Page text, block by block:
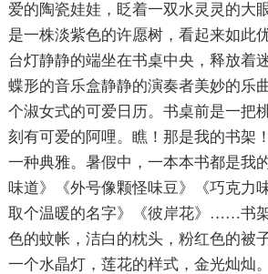
爱的陶瓷娃娃，眨着一双水灵灵的大
是一株淡紫色的许愿树，看起来如此
台灯静静的端坐在书桌中央，释放着
蝶形的音乐盒静静的演奏者美妙的乐
个淑女式的可爱日历。书桌前是一把
刻有可爱的阿哩。瞧！那是我的书架
一种典雅。暑假中，一本本书都是我
味道》《外号像颗怪味豆》《巧克力
取个温暖的名字》《彼岸花》……书
色的蚊帐，洁白的枕头，粉红色的
一个水晶灯，莲花的样式，金光灿灿